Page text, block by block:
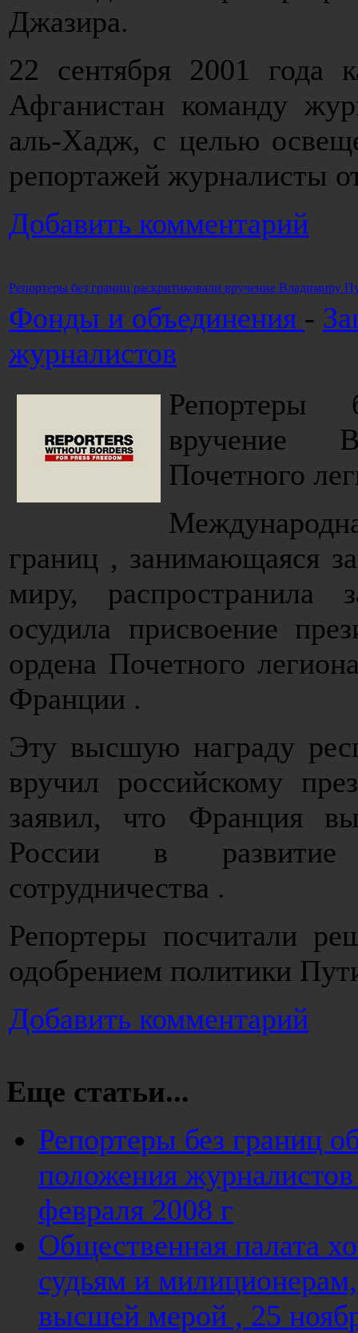
Джазира.
22 сентября 2001 года
Афганистан команду
аль-Хадж, с целью
репортажей журналисты
Добавить комментарий
Репортеры без границ раскритиковали вручение Владимиру
Фонды и объединения -
журналистов
Репортеры
вручение
Почетного
границ , занимающаяся
миру, распространила
осудила присвоение
ордена Почетного
Франции .
Эту высшую награду
вручил российскому
заявил, что Франция
России в развитие
сотрудничества .
Репортеры посчитали
одобрением политики
Добавить комментарий
Еще статьи...
Репортеры без границ
положения
февраля 2008 г
Общественная палата
судьям и
высшей мерой , 25